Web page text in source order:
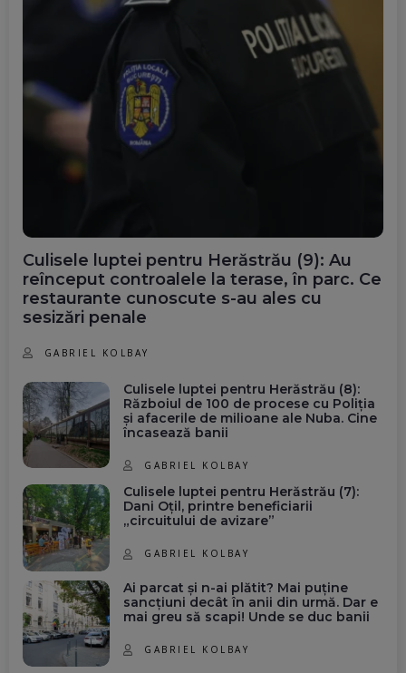
Culisele luptei pentru Herăstrău (9): Au
reînceput controalele la terase, în parc. Ce
restaurante cunoscute s-au ales cu
sesizări penale
GABRIEL KOLBAY
Culisele luptei pentru Herăstrău (8):
Războiul de 100 de procese cu Poliția
și afacerile de milioane ale Nuba. Cine
încasează banii
GABRIEL KOLBAY
Culisele luptei pentru Herăstrău (7):
Dani Oțil, printre beneficiarii
„circuitului de avizare”
GABRIEL KOLBAY
Ai parcat și n-ai plătit? Mai puține
sancțiuni decât în anii din urmă. Dar e
mai greu să scapi! Unde se duc banii
GABRIEL KOLBAY